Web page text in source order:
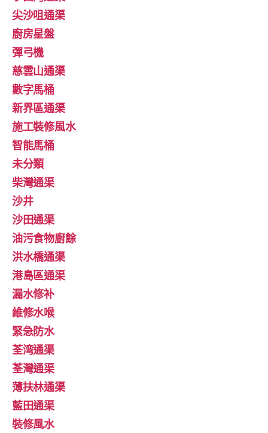
尖沙咀通渠
廚房星盤
彈弓機
慈雲山通渠
數字馬桶
新界區通渠
施工裝修風水
智能馬桶
未分類
柴灣通渠
沙井
沙田通渠
油污食物廚餘
洪水橋通渠
港島區通渠
漏水修补
維修水喉
緊急防水
荃湾通渠
荃灣通渠
薄扶林通渠
藍田通渠
裝修風水